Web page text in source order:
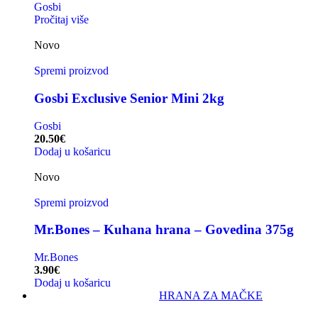
Gosbi
Pročitaj više
Novo
Spremi proizvod
Gosbi Exclusive Senior Mini 2kg
Gosbi
20.50€
Dodaj u košaricu
Novo
Spremi proizvod
Mr.Bones – Kuhana hrana – Govedina 375g
Mr.Bones
3.90€
Dodaj u košaricu
HRANA ZA MAČKE